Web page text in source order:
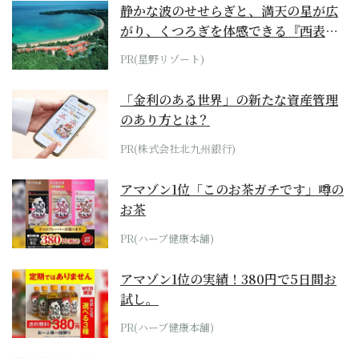
静かな波のせせらぎと、満天の星が広
がり、くつろぎを体感できる『西表島
ホテル by...
PR(星野リゾート)
「金利のある世界」の新たな資産管理
のあり方とは？
PR(株式会社北九州銀行)
アマゾン1位「このお茶ガチです」噂の
お茶
PR(ハーブ健康本舗)
アマゾン1位の実績！380円で5日間お
試し。
PR(ハーブ健康本舗)